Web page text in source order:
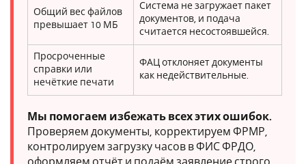
Общий вес файлов
превышает 10 МБ
Система не загружает пакет
документов, и подача
считается несостоявшейся.
Просроченные
справки или
нечёткие печати
ФАЦ отклоняет документы
как недействительные.
Мы помогаем избежать всех этих ошибок.
Проверяем документы, корректируем ФРМР,
контролируем загрузку часов в ФИС ФРДО,
оформляем отчёт и подаём заявление строго